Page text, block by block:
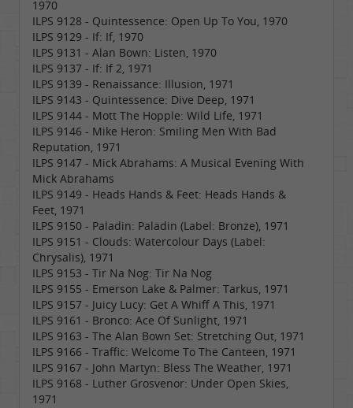
1970
ILPS 9128 - Quintessence: Open Up To You, 1970
ILPS 9129 - If: If, 1970
ILPS 9131 - Alan Bown: Listen, 1970
ILPS 9137 - If: If 2, 1971
ILPS 9139 - Renaissance: Illusion, 1971
ILPS 9143 - Quintessence: Dive Deep, 1971
ILPS 9144 - Mott The Hopple: Wild Life, 1971
ILPS 9146 - Mike Heron: Smiling Men With Bad
Reputation, 1971
ILPS 9147 - Mick Abrahams: A Musical Evening With
Mick Abrahams
ILPS 9149 - Heads Hands & Feet: Heads Hands &
Feet, 1971
ILPS 9150 - Paladin: Paladin (Label: Bronze), 1971
ILPS 9151 - Clouds: Watercolour Days (Label:
Chrysalis), 1971
ILPS 9153 - Tir Na Nog: Tir Na Nog
ILPS 9155 - Emerson Lake & Palmer: Tarkus, 1971
ILPS 9157 - Juicy Lucy: Get A Whiff A This, 1971
ILPS 9161 - Bronco: Ace Of Sunlight, 1971
ILPS 9163 - The Alan Bown Set: Stretching Out, 1971
ILPS 9166 - Traffic: Welcome To The Canteen, 1971
ILPS 9167 - John Martyn: Bless The Weather, 1971
ILPS 9168 - Luther Grosvenor: Under Open Skies,
1971